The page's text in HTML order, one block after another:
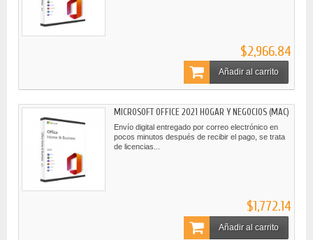
$2,966.84
Añadir al carrito
MICROSOFT OFFICE 2021 HOGAR Y NEGOCIOS (MAC)
Envío digital entregado por correo electrónico en
pocos minutos después de recibir el pago, se trata
de licencias...
$1,772.14
Añadir al carrito